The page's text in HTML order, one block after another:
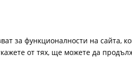
за функционалности на сайта,
от тях, ще можете да